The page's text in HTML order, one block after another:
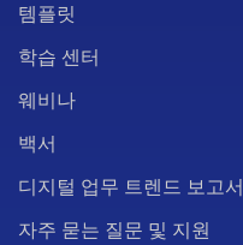
템플릿
학습 센터
웨비나
백서
디지털 업무 트렌드 보고서
자주 묻는 질문 및 지원